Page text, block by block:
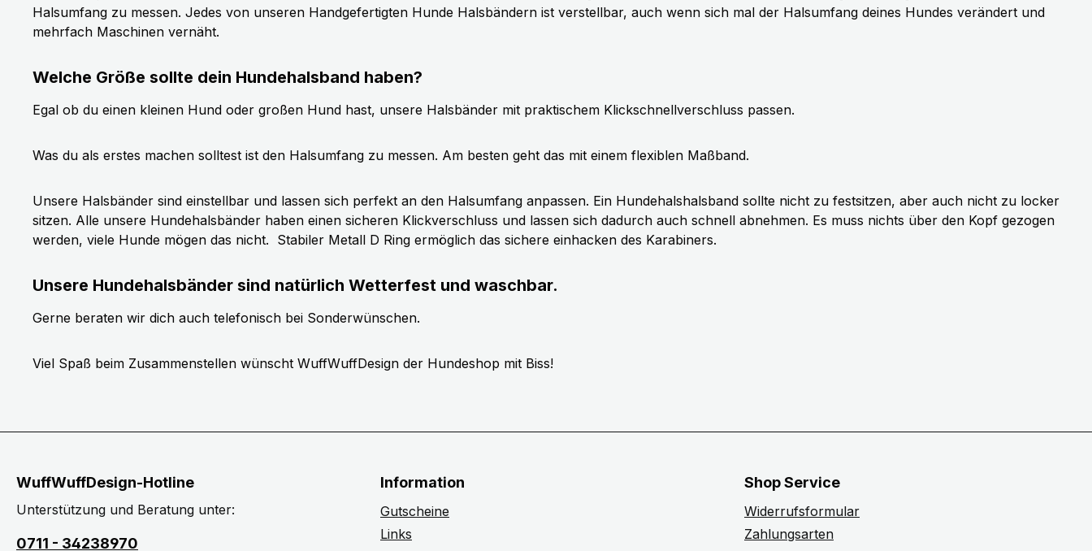
Halsumfang zu messen. Jedes von unseren Handgefertigten Hunde Halsbändern ist verstellbar, auch wenn sich mal der Halsumfang deines Hundes verändert und
mehrfach Maschinen vernäht.
Welche Größe sollte dein Hundehalsband haben?
Egal ob du einen kleinen Hund oder großen Hund hast, unsere Halsbänder mit praktischem Klickschnellverschluss passen.
Was du als erstes machen solltest ist den Halsumfang zu messen. Am besten geht das mit einem flexiblen Maßband.
Unsere Halsbänder sind einstellbar und lassen sich perfekt an den Halsumfang anpassen. Ein Hundehalshalsband sollte nicht zu festsitzen, aber auch nicht zu locker
sitzen. Alle unsere Hundehalsbänder haben einen sicheren Klickverschluss und lassen sich dadurch auch schnell abnehmen. Es muss nichts über den Kopf gezogen
werden, viele Hunde mögen das nicht. Stabiler Metall D Ring ermöglich das sichere einhacken des Karabiners.
Unsere Hundehalsbänder sind natürlich Wetterfest und waschbar.
Gerne beraten wir dich auch telefonisch bei Sonderwünschen.
Viel Spaß beim Zusammenstellen wünscht WuffWuffDesign der Hundeshop mit Biss!
WuffWuffDesign-Hotline
Unterstützung und Beratung unter:
0711 - 34238970
Information
Gutscheine
Links
Shop Service
Widerrufsformular
Zahlungsarten